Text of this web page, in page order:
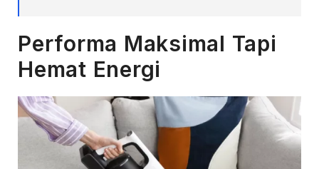
Performa Maksimal Tapi
Hemat Energi